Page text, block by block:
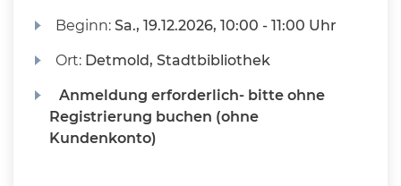
Beginn:Sa., 19.12.2026, 10:00 - 11:00 Uhr
Ort: Detmold, Stadtbibliothek
Anmeldung erforderlich- bitte ohne
Registrierung buchen (ohne
Kundenkonto)